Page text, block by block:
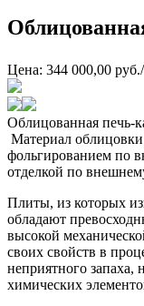
Цена: 344 000,00
Облицованная печь-
Материал
фольгированием по
отделкой по
Плиты, из которых
обладают
высокой
своих свойств в
неприятного запаха,
химических